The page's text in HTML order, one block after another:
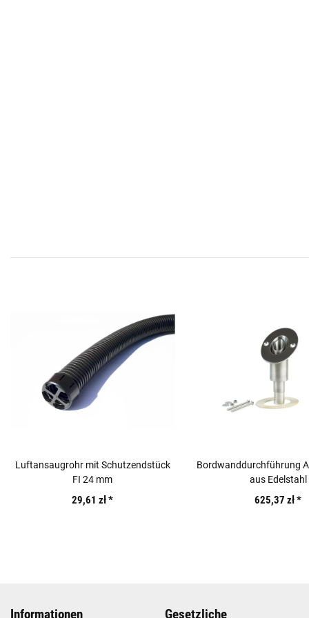
Luftansaugrohr mit Schutzendstück
FI 24 mm
29,61 zł*
Bordwanddurchführung
aus Edelstahl
625,37 zł*
Informationen Gesetzliche